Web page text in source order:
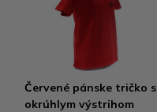
Červené pánske tričko s
okrúhlym výstrihom